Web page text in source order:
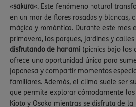
«sakura«. Este fenómeno natural
en un mar de flores rosadas y blancas,
mágica y romántica. Durante este mes
primavera, los parques, jardines y
disfrutando de hanami (picnics bajo los
ofrece una oportunidad única para
japonesa y compartir momentos
familiares. Además, el clima suele ser
que permite explorar cómodamente las
Kioto y Osaka mientras se disfruta de